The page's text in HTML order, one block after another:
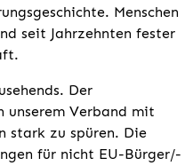
Menschen
seit Jahrzehnten fester
Der
unserem Verband mit
stark zu spüren. Die
für nicht EU-Bürger/-